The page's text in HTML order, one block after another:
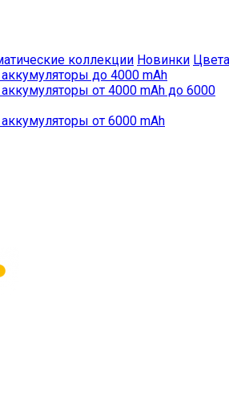
коллекции Новинки Цвета
до 4000 mAh
от 4000 mAh до 6000
от 6000 mAh